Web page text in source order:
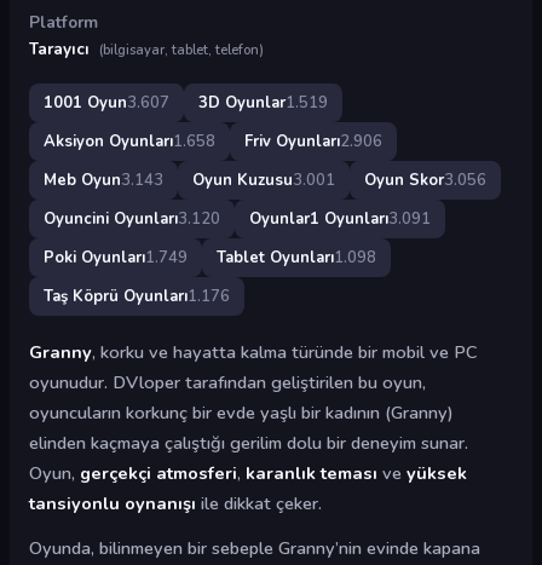
Platform
Tarayıcı
(bilgisayar, tablet, telefon)
1001 Oyun3.607 3D Oyunlar1.519
Aksiyon Oyunları1.658 Friv Oyunları2.906
Meb Oyun3.143 Oyun Kuzusu3.001 Oyun Skor3.056
Oyuncini Oyunları3.120 Oyunlar1 Oyunları3.091
Poki Oyunları1.749 Tablet Oyunları1.098
Taş Köprü Oyunları1.176
Granny, korku ve hayatta kalma türünde bir mobil ve PC
oyunudur. DVloper tarafından geliştirilen bu oyun,
oyuncuların korkunç bir evde yaşlı bir kadının (Granny)
elinden kaçmaya çalıştığı gerilim dolu bir deneyim sunar.
Oyun, gerçekçi atmosferi, karanlık teması ve yüksek
tansiyonlu oynanışı ile dikkat çeker.
Oyunda, bilinmeyen bir sebeple Granny’nin evinde kapana